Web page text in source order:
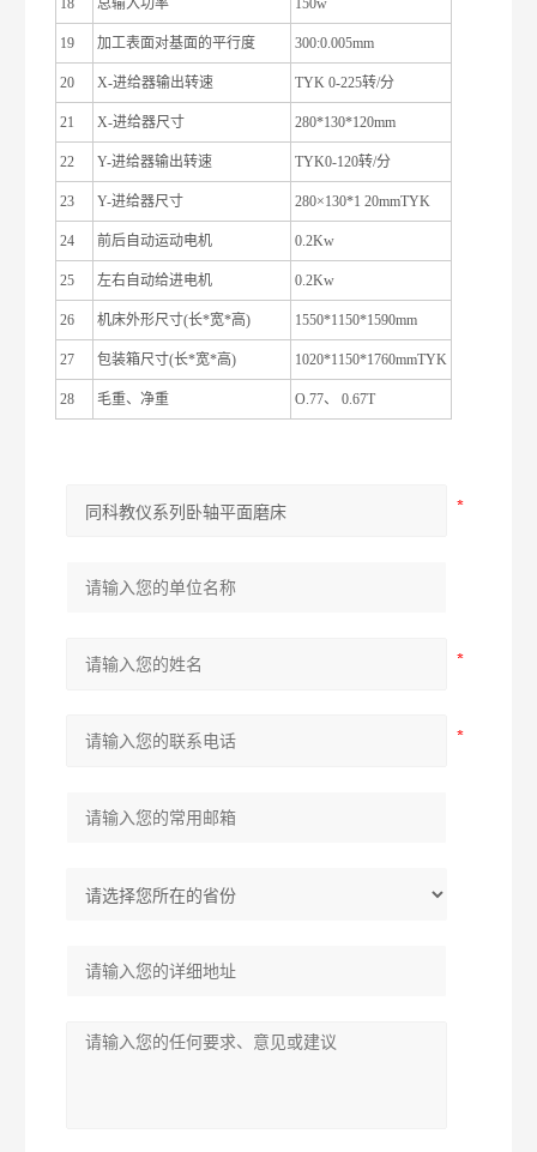
18 总输入功率 150w
19 加工表面对基面的平行度 300:0.005mm
20 X-进给器输出转速 TYK 0-225转/分
21 X-进给器尺寸 280*130*120mm
22 Y-进给器输出转速 TYK0-120转/分
23 Y-进给器尺寸 280×130*1 20mmTYK
24 前后自动运动电机 0.2Kw
25 左右自动给进电机 0.2Kw
26 机床外形尺寸(长*宽*高) 1550*1150*1590mm
27 包装箱尺寸(长*宽*高) 1020*1150*1760mmTYK
28 毛重、净重 O.77、 0.67T